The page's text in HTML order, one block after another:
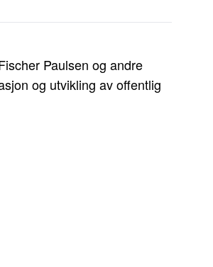
Paulsen og andre
og utvikling av offentlig